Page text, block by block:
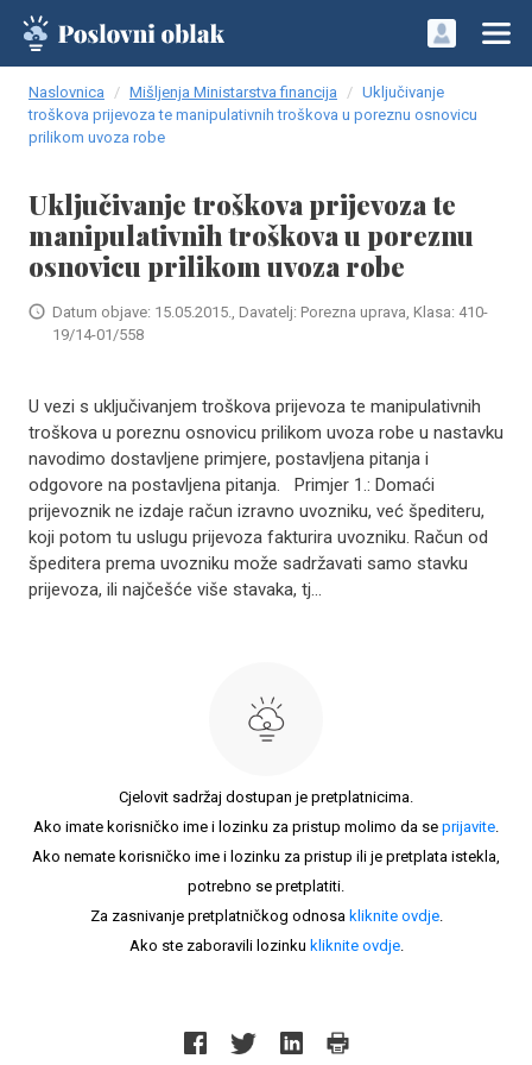
Naslovnica Mišljenja Ministarstva financija
Uključivanje
troškova prijevoza te manipulativnih troškova u poreznu osnovicu
prilikom uvoza robe
Uključivanje troškova prijevoza te
manipulativnih troškova u poreznu
osnovicu prilikom uvoza robe
Datum objave: 15.05.2015., Davatelj: Porezna uprava, Klasa: 410-
19/14-01/558
U vezi s uključivanjem troškova prijevoza te manipulativnih
troškova u poreznu osnovicu prilikom uvoza robe u nastavku
navodimo dostavljene primjere, postavljena pitanja i
odgovore na postavljena pitanja. Primjer 1.: Domaći
prijevoznik ne izdaje račun izravno uvozniku, već špediteru,
koji potom tu uslugu prijevoza fakturira uvozniku. Račun od
špeditera prema uvozniku može sadržavati samo stavku
prijevoza, ili najčešće više stavaka, tj...
Cjelovit sadržaj dostupan je pretplatnicima.
Ako imate korisničko ime i lozinku za pristup molimo da se prijavite.
Ako nemate korisničko ime i lozinku za pristup ili je pretplata istekla,
potrebno se pretplatiti.
Za zasnivanje pretplatničkog odnosa kliknite ovdje.
Ako ste zaboravili lozinku kliknite ovdje.